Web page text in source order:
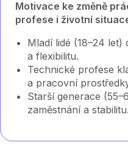
Motivace ke změně
profese i životní
Mladí lidé (18–24
a flexibilitu.
Technické profese
a pracovní
Starší generace
zaměstnání a stabilitu.